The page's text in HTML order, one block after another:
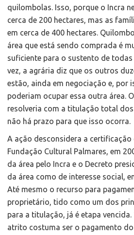
quilombolas. Isso, porque o Incra
cerca de 200 hectares, mas as
em cerca de 400 hectares.
área que está sendo comprada é
suficiente para o sustento de todas
vez, a agrária diz que os outros
estão, ainda em negociação e, por
poderiam ocupar essa outra área.
resolveria com a titulação total
não há prazo para que isso ocorra.
A ação desconsidera a certificação
Fundação Cultural Palmares, em
da área pelo Incra e o Decreto
da área como de interesse social,
Até mesmo o recurso para
proprietário, tido como um dos
para a titulação, já é etapa
atrito costuma ser o pagamento